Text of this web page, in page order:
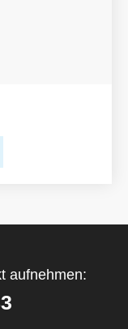
aufnehmen: